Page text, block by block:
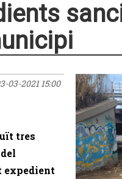
03-2021 15:00
tres
expedient